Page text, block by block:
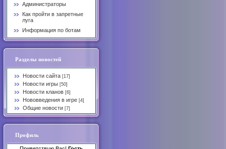
Администраторы
Как пройти в запретные
луга
Информация по ботам
Разделы новостей
Новости сайта [17]
Новости игры [50]
Новости кланов [6]
Нововведения в игре [4]
Общие новости [7]
Профиль